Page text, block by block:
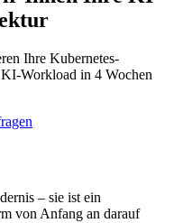
Ihre Kubernetes-
Workload in 4 Wochen
– sie ist ein
von Anfang an darauf